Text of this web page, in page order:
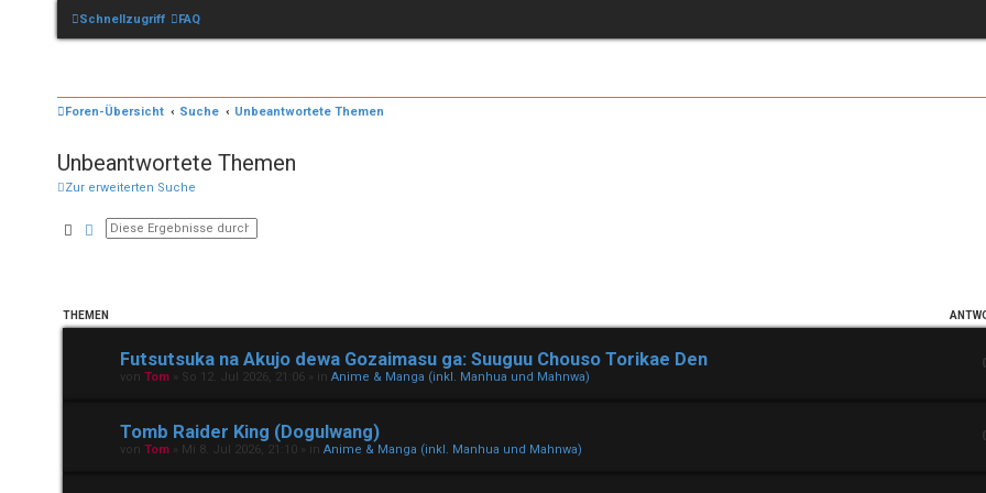
Schnellzugriff FAQ
Foren-Übersicht Suche Unbeantwortete Themen
Unbeantwortete Themen
Zur erweiterten Suche
SucheErweiterte Suche
THEMEN
Futsutsuka na Akujo dewa Gozaimasu ga: Suuguu Chouso Torikae Den
von Tom So 12. Jul 2026, 21:06 » in Anime & Manga (inkl. Manhua und Mahnwa)
0
Tomb Raider King (Dogulwang)
von Tom Mi 8. Jul 2026, 21:10 » in Anime & Manga (inkl. Manhua und Mahnwa)
0